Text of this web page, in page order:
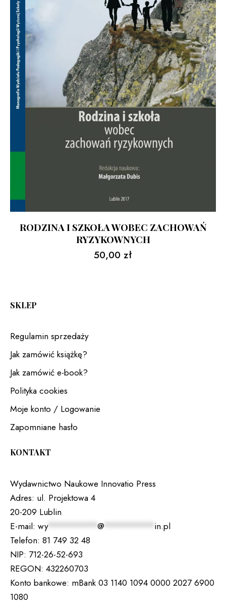
RODZINA I SZKOŁA WOBEC ZACHOWAŃ
RYZYKOWNYCH
50,00 zł
SKLEP
Regulamin sprzedaży
Jak zamówić książkę?
Jak zamówić e-book?
Polityka cookies
Moje konto / Logowanie
Zapomniane hasło
KONTAKT
Wydawnictwo Naukowe Innovatio Press
Adres: ul. Projektowa 4
20-209 Lublin
E-mail: wy*********@ ********* in.pl
Telefon: 81 749 32 48
NIP: 712-26-52-693
REGON: 432260703
Konto bankowe: mBank 03 1140 1094 0000 2027 6900
1080